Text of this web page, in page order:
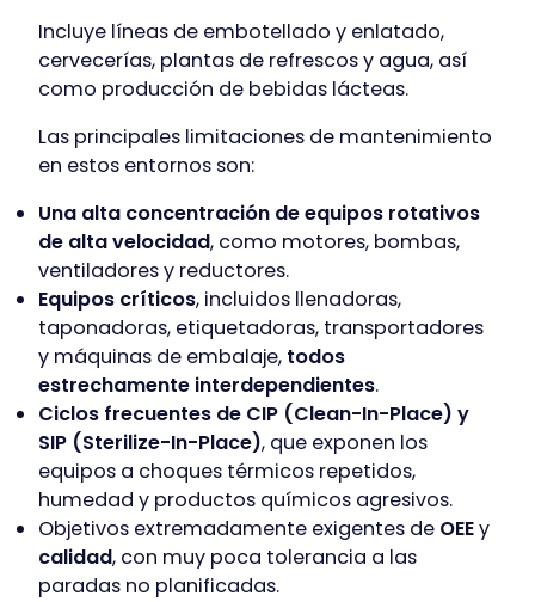
Incluye líneas de embotellado y enlatado,
cervecerías, plantas de refrescos y agua, así
como producción de bebidas lácteas.
Las principales limitaciones de mantenimiento
en estos entornos son:
Una alta concentración de equipos rotativos
de alta velocidad, como motores, bombas,
ventiladores y reductores.
Equipos críticos, incluidos llenadoras,
taponadoras, etiquetadoras, transportadores
y máquinas de embalaje, todos
estrechamente interdependientes.
Ciclos frecuentes de CIP (Clean-In-Place) y
SIP (Sterilize-In-Place), que exponen los
equipos a choques térmicos repetidos,
humedad y productos químicos agresivos.
Objetivos extremadamente exigentes de OEEy
calidad, con muy poca tolerancia a las
paradas no planificadas.